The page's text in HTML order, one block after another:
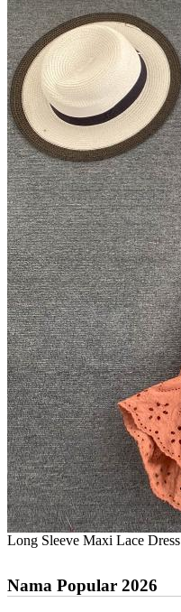
Long Sleeve Maxi Lace Dress
Nama Popular 2026